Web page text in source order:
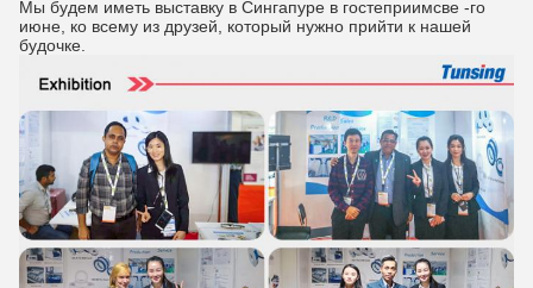
Мы будем иметь выставку в Сингапуре в гостеприимсве -го
июне, ко всему из друзей, который нужно прийти к нашей
будочке.